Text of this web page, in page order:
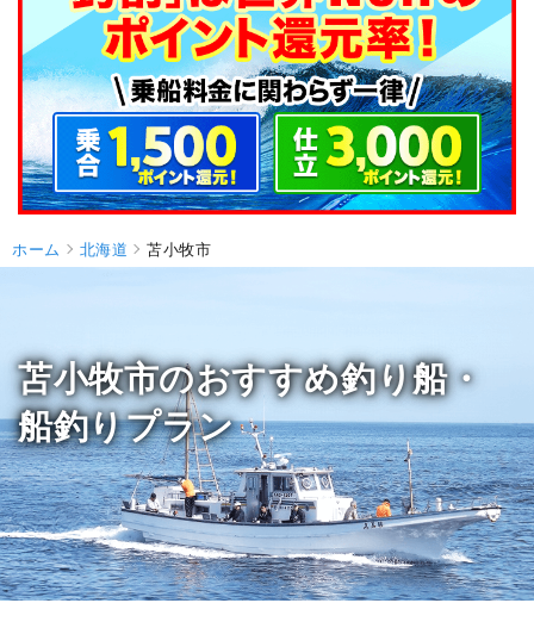
ホーム 北海道 苫小牧市
苫小牧市のおすすめ釣り船・
船釣りプラン